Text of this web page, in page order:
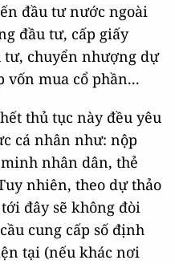
đầu tư nước ngoài
đầu tư, cấp giấy
chuyển nhượng dự
vốn mua cổ phần...
thủ tục này đều yêu
cá nhân như: nộp
nhân dân, thẻ
nhiên, theo dự thảo
đây sẽ không đòi
cung cấp số định
tại (nếu khác nơi